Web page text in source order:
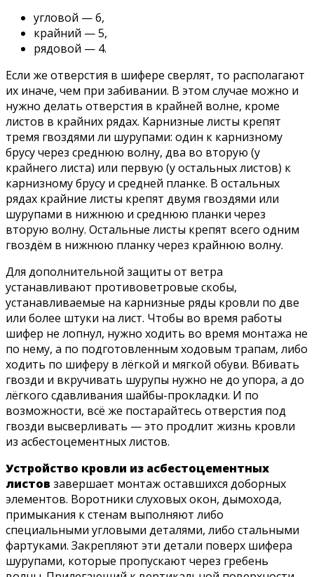
угловой — 6,
крайний — 5,
рядовой — 4.
Если же отверстия в шифере сверлят, то располагают
их иначе, чем при забивании. В этом случае можно и
нужно делать отверстия в крайней волне, кроме
листов в крайних рядах. Карнизные листы крепят
тремя гвоздями ли шурупами: один к карнизному
брусу через среднюю волну, два во вторую (у
крайнего листа) или первую (у остальных листов) к
карнизному брусу и средней планке. В остальных
рядах крайние листы крепят двумя гвоздями или
шурупами в нижнюю и среднюю планки через
вторую волну. Остальные листы крепят всего одним
гвоздём в нижнюю планку через крайнюю волну.
Для дополнительной защиты от ветра
устанавливают противоветровые скобы,
устанавливаемые на карнизные ряды кровли по две
или более штуки на лист. Чтобы во время работы
шифер не лопнул, нужно ходить во время монтажа не
по нему, а по подготовленным ходовым трапам, либо
ходить по шиферу в лёгкой и мягкой обуви. Вбивать
гвозди и вкручивать шурупы нужно не до упора, а до
лёгкого сдавливания шайбы-прокладки. И по
возможности, всё же постарайтесь отверстия под
гвозди высверливать — это продлит жизнь кровли
из асбестоцементных листов.
Устройство кровли из асбестоцементных
листов завершает монтаж оставшихся доборных
элементов. Воротники слуховых окон, дымохода,
примыкания к стенам выполняют либо
специальными угловыми деталями, либо стальными
фартуками. Закрепляют эти детали поверх шифера
шурупами, которые пропускают через гребень